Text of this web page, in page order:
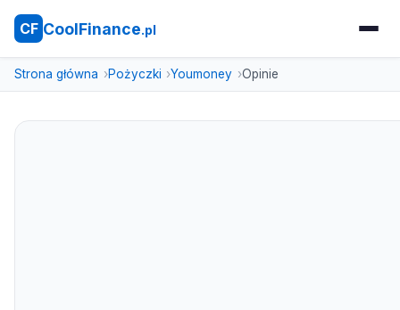
CF CoolFinance.pl
Strona główna Pożyczki Youmoney Opinie